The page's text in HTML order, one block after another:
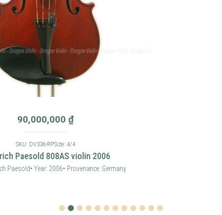
4 5 6 7 8 9 101112